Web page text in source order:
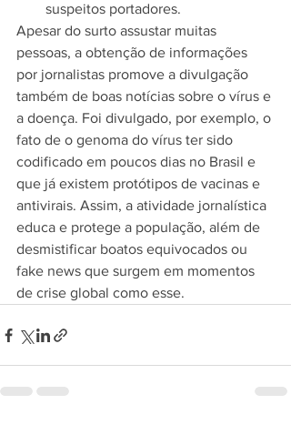
suspeitos portadores.
Apesar do surto assustar muitas
pessoas, a obtenção de informações
por jornalistas promove a divulgação
também de boas notícias sobre o vírus e
a doença. Foi divulgado, por exemplo, o
fato de o genoma do vírus ter sido
codificado em poucos dias no Brasil e
que já existem protótipos de vacinas e
antivirais. Assim, a atividade jornalística
educa e protege a população, além de
desmistificar boatos equivocados ou
fake news que surgem em momentos
de crise global como esse.